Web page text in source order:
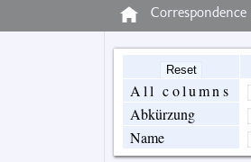
All columns
Abkürzung
Name